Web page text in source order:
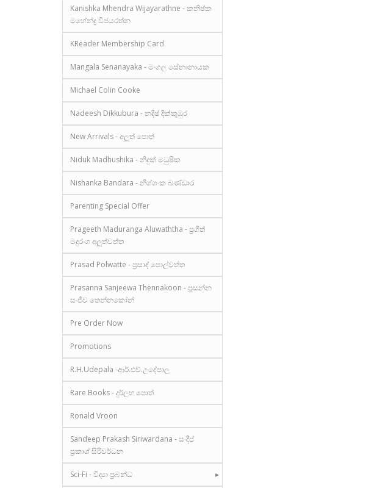
Kanishka Mhendra Wijayarathne - කනිෂ්ක
මහේන්ද්‍ර විජයරත්න
KReader Membership Card
Mangala Senanayaka - මංගල සේනානායක
Michael Colin Cooke
Nadeesh Dikkubura - නදීෂ් දික්කුඹුර
New Arrivals - අලුත් පොත්
Niduk Madhushika - නිදුක් මධුෂික
Nishanka Bandara - නිශ්ශංක බණ්ඩාර
Parenting Special Offer
Prageeth Maduranga Aluwaththa - ප්‍රගීත්
මදුරංග අලුත්වත්ත
Prasad Polwatte - ප්‍රසාද් පොල්වත්ත
Prasanna Sanjeewa Thennakoon - ප්‍රසන්න
සංජීව තෙන්නකෝන්
Pre Order Now
Promotions
R.H.Udepala -ආර්.එච්.උදේපාල
Rare Books - දුර්ලභ පොත්
Ronald Vroon
Sandeep Prakash Siriwardana - සංදීප්
ප්‍රකාශ් සිරිවර්ධන
Sci-Fi - විද්‍යා ප්‍රබන්ධ